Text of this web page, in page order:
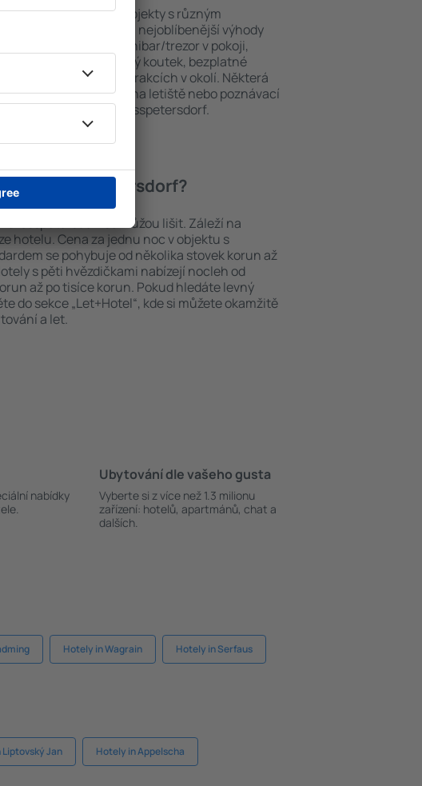
se řadí mezi objekty s různým
pro hosty. Mezi nejoblíbenější výhody
wi-fi, SPA areál, minibar/trezor v pokoji,
restaurace, dětský koutek, bezplatné
informační brožury o atrakcích v okolí. Některá
nabízejí i transport z/na letiště nebo poznávací
památkách in Grosspetersdorf.
in Grosspetersdorf?
Grosspetersdorf se můžou lišit. Záleží na
hotelu. Cena za jednu noc v objektu s
se pohybuje od několika stovek korun až
s pěti hvězdičkami nabízejí nocleh od
až po tisíce korun. Pokud hledáte levný
do sekce „Let+Hotel“, kde si můžete okamžitě
a let.
nabídky
Ubytování dle vašeho gusta
Vyberte si z více než 1.3 milionu
zařízení: hotelů, apartmánů, chat a
dalších.
Hotely in Wagrain Hotely in Serfaus
Jan Hotely in Appelscha